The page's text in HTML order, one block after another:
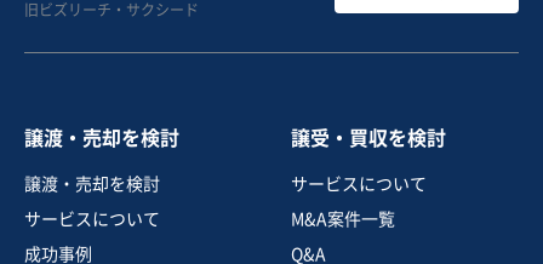
旧ビズリーチ・サクシード
譲渡・売却を検討
譲渡・売却を検討
サービスについて
成功事例
譲受・買収を検討
サービスについて
M&A案件一覧
Q&A